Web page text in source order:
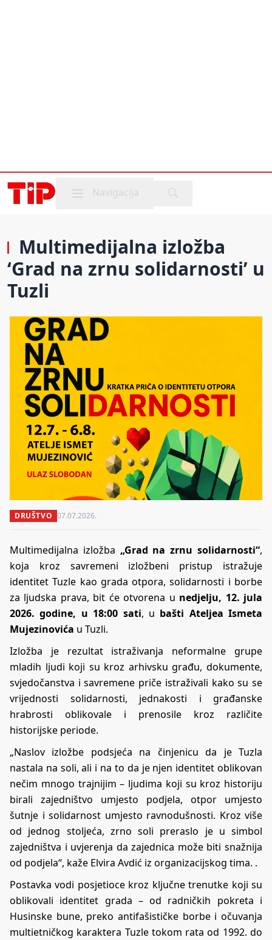
Mobile menu
Navigacija
Multimedijalna izložba
‘Grad na zrnu solidarnosti’ u
Tuzli
DRUŠTVO 07.07.2026.
Multimedijalna izložba „Grad na zrnu solidarnosti“,
koja kroz savremeni izložbeni pristup istražuje
identitet Tuzle kao grada otpora, solidarnosti i borbe
za ljudska prava, bit će otvorena u nedjelju, 12. jula
2026. godine, u 18:00 sati, u bašti Ateljea Ismeta
Mujezinovića u Tuzli.
Izložba je rezultat istraživanja neformalne grupe
mladih ljudi koji su kroz arhivsku građu, dokumente,
svjedočanstva i savremene priče istraživali kako su se
vrijednosti solidarnosti, jednakosti i građanske
hrabrosti oblikovale i prenosile kroz različite
historijske periode.
„Naslov izložbe podsjeća na činjenicu da je Tuzla
nastala na soli, ali i na to da je njen identitet oblikovan
nečim mnogo trajnijim – ljudima koji su kroz historiju
birali zajedništvo umjesto podjela, otpor umjesto
šutnje i solidarnost umjesto ravnodušnosti. Kroz više
od jednog stoljeća, zrno soli preraslo je u simbol
zajedništva i uvjerenja da zajednica može biti snažnija
od podjela“, kaže Elvira Avdić iz organizacijskog tima. .
Postavka vodi posjetioce kroz ključne trenutke koji su
oblikovali identitet grada – od radničkih pokreta i
Husinske bune, preko antifašističke borbe i očuvanja
multietničkog karaktera Tuzle tokom rata od 1992. do